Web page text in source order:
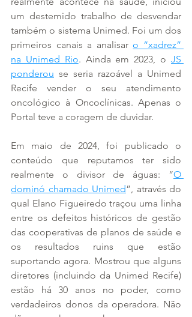
um destemido trabalho de desvendar
também o sistema Unimed. Foi um dos
primeiros canais a analisar o “xadrez”
na Unimed Rio. Ainda em 2023, o JS
ponderou se seria razoável a Unimed
Recife vender o seu atendimento
oncológico à Oncoclínicas. Apenas o
Portal teve a coragem de duvidar.
Em maio de 2024, foi publicado o
conteúdo que reputamos ter sido
realmente o divisor de águas: “O
dominó chamado Unimed”, através do
qual Elano Figueiredo traçou uma linha
entre os defeitos históricos de gestão
das cooperativas de planos de saúde e
os resultados ruins que estão
suportando agora. Mostrou que alguns
diretores (incluindo da Unimed Recife)
estão há 30 anos no poder, como
verdadeiros donos da operadora. Não